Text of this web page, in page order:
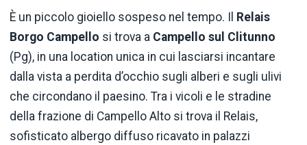
È un piccolo gioiello sospeso nel tempo. Il
Relais
Borgo Campello si trova a Campello sul Clitunno
(Pg), in una location unica in cui lasciarsi incantare
dalla vista a perdita d’occhio sugli alberi e sugli ulivi
che circondano il paesino. Tra i vicoli e le stradine
della frazione di Campello Alto si trova il Relais,
sofisticato albergo diffuso ricavato in palazzi